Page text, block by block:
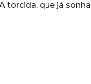
torcida, que já